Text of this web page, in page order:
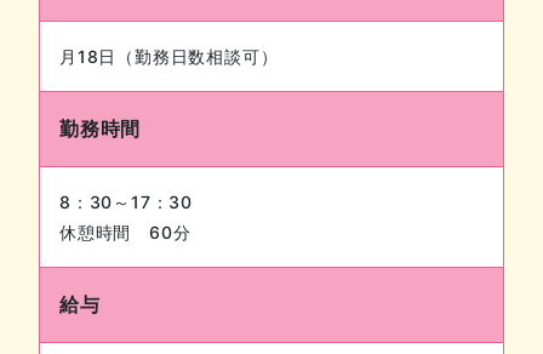
月18日（勤務日数相談可）
勤務時間
8：30～17：30
休憩時間 60分
給与